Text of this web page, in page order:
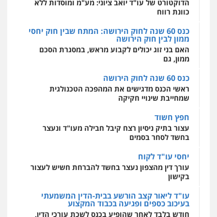
עורך דין פלילי רובי גלבוע
פלילי פשיעה חמורה צווארון לבן תעבורה
0505537656
חנא בולוס – משרד עורכי דין
פלילי פשיעה חמורה צווארון לבן נזיקין
0546661544
עו"ד קובי בן שעיה
0524040052
עו"ד אורי רינצקי
פלילי כלכלי ניהול משפטים
0506216813
0522249087
פלילי אסירים תעבורה
0547556464
פלילי פשיעה חמורה תעבורה אסירים
0522992110
0509230800
מאיה בלום, עו"ס, טיפול ושיקום
טיפול בהתמכרויות שירותים מקצועיים
לעורכי דין
עו"ד ד"ר אבי שקד
עבירות כלכליות
0544385337
חקירות פרטיות
אישות
איתורים
ניר קידר – צלם
האם בני זוג יכולים לקבוע מראש, במסגרת הסכם
ממון, גם
כנס 60 שנה לחוק הירושה
ראשי הכנס מדגישים את המהפכה הטכנולגית
שמחייבת שינויי חקיקה
עצור בתיק ניסיון רצח קיבל חבילה מעו"ד ונעצר
בחשד לסחר בסמים
עורך דין מהצפון נעצר בחשד להברחת חשיש לעצור
בקישון
בעיכוב כספים ופגיעה בכבוד המקצוע
חודש בלבד לאחר שהופיע בכנס לשכת עורכי הדין,
קצב הורשע
10 מיליון
עורך-דין חשוד בהעלמת הכנסות והתחמקות ממס